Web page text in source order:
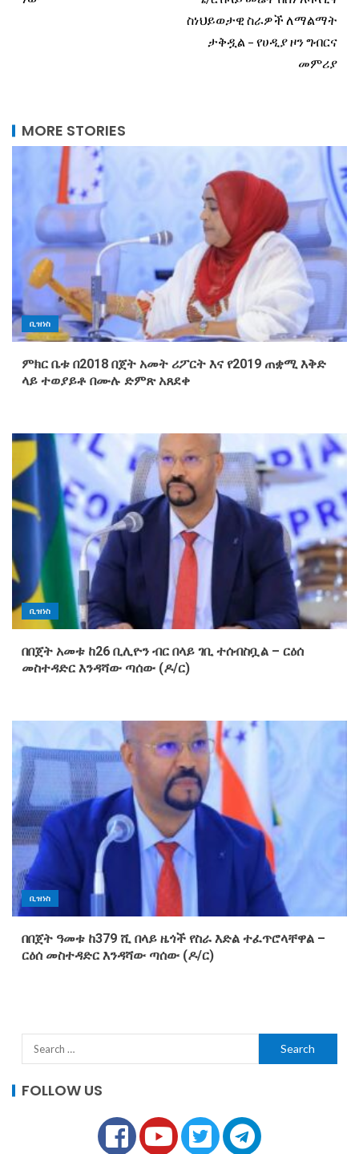
ስነህይወታዊ ስራዎች ለማልማት
ታቅዷል – የሀዲያ ዞን ግብርና
መምሪያ
MORE STORIES
ቢዝነስ
ምክር ቤቱ በ2018 በጀት አመት ሪፖርት እና የ2019 ጠቋሚ እቅድ
ላይ ተወያይቶ በሙሉ ድምጽ አጸደቀ
ቢዝነስ
በበጀት አመቱ ከ26 ቢሊዮን ብር በላይ ገቢ ተሰብስቧል – ርዕሰ
መስተዳድር እንዳሻው ጣሰው (ዶ/ር)
ቢዝነስ
በበጀት ዓመቱ ከ379 ሺ በላይ ዜጎች የስራ እድል ተፈጥሮላቸዋል –
ርዕሰ መስተዳድር እንዳሻው ጣሰው (ዶ/ር)
FOLLOW US